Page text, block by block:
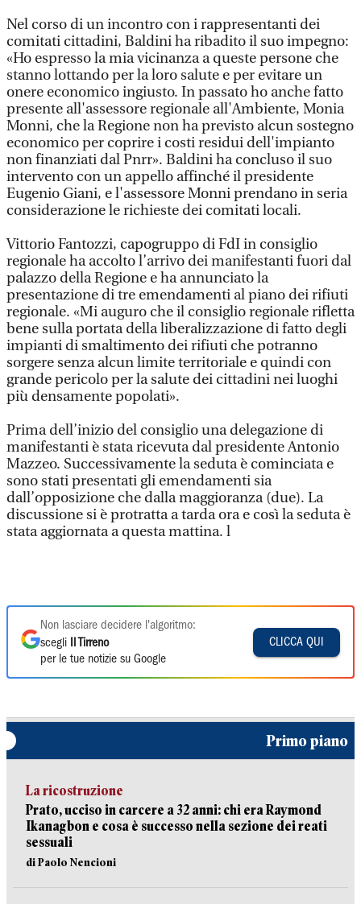
Nel corso di un incontro con i rappresentanti dei
comitati cittadini, Baldini ha ribadito il suo impegno:
«Ho espresso la mia vicinanza a queste persone che
stanno lottando per la loro salute e per evitare un
onere economico ingiusto. In passato ho anche fatto
presente all'assessore regionale all'Ambiente, Monia
Monni, che la Regione non ha previsto alcun sostegno
economico per coprire i costi residui dell'impianto
non finanziati dal Pnrr». Baldini ha concluso il suo
intervento con un appello affinché il presidente
Eugenio Giani, e l'assessore Monni prendano in seria
considerazione le richieste dei comitati locali.
Vittorio Fantozzi, capogruppo di FdI in consiglio
regionale ha accolto l’arrivo dei manifestanti fuori dal
palazzo della Regione e ha annunciato la
presentazione di tre emendamenti al piano dei rifiuti
regionale. «Mi auguro che il consiglio regionale rifletta
bene sulla portata della liberalizzazione di fatto degli
impianti di smaltimento dei rifiuti che potranno
sorgere senza alcun limite territoriale e quindi con
grande pericolo per la salute dei cittadini nei luoghi
più densamente popolati».
Prima dell’inizio del consiglio una delegazione di
manifestanti è stata ricevuta dal presidente Antonio
Mazzeo. Successivamente la seduta è cominciata e
sono stati presentati gli emendamenti sia
dall’opposizione che dalla maggioranza (due). La
discussione si è protratta a tarda ora e così la seduta è
stata aggiornata a questa mattina. l
Non lasciare decidere l'algoritmo:
scegli
Il Tirreno
per le tue notizie su Google
CLICCA QUI
Primo piano
La ricostruzione
Prato, ucciso in carcere a 32 anni: chi era Raymond
Ikanagbon e cosa è successo nella sezione dei reati
sessuali
di Paolo Nencioni